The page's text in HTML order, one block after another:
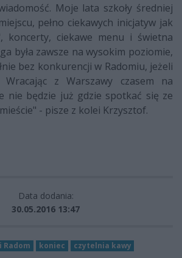
Moje lata szkoły średniej
pełno ciekawych inicjatyw jak
koncerty, ciekawe menu i świetna
była zawsze na wysokim poziomie,
bez konkurencji w Radomiu, jeżeli
z Warszawy czasem na
nie będzie już gdzie spotkać się ze
- pisze z kolei Krzysztof.
Data dodania:
30.05.2016 13:47
Radom koniec czytelnia kawy